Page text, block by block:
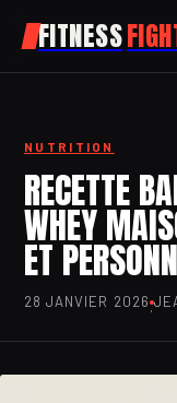
FITNESS
SPORT
NUTRITION
SANTÉ
NUTRITION
RECETTE
WHEY
ET
28 JANVIER 2026·